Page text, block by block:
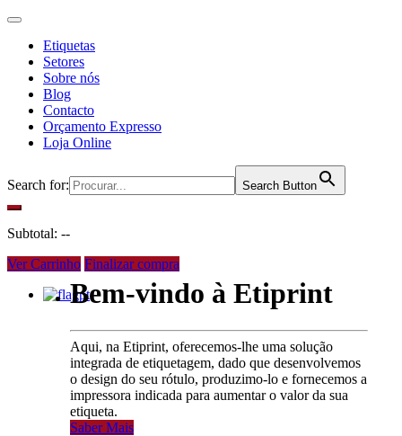
Etiquetas
Setores
Sobre nós
Blog
Contacto
Orçamento Expresso
Loja Online
Search for: Search Button
Subtotal: --
Ver Carrinho Finalizar compra
pt
Bem-vindo à Etiprint
Aqui, na Etiprint, oferecemos-lhe uma solução
integrada de etiquetagem, dado que desenvolvemos
o design do seu rótulo, produzimo-lo e fornecemos a
impressora indicada para aumentar o valor da sua
etiqueta.
Saber Mais